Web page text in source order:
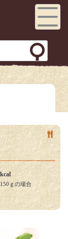
e
navig
ation
ｇの場合